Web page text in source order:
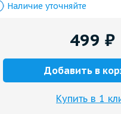
Наличие уточняйте
499 ₽
Добавить в
Купить в 1